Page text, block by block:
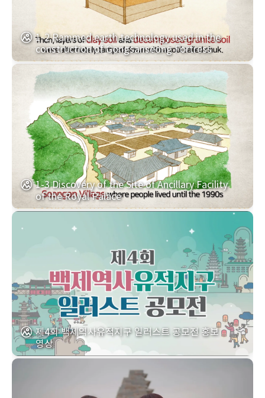
1-2 Rammed earth technology used in the
construction of Gongsanseong Fortress
1-3 Discovery of the Site of Ancillary Facility
of the Royal Palace
제4회 백제역사유적지구 일러스트 공모전 홍보
영상